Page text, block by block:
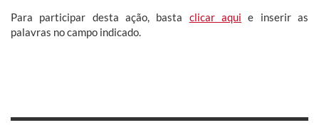
Para participar desta ação, basta clicar aqui e inserir as
palavras no campo indicado.